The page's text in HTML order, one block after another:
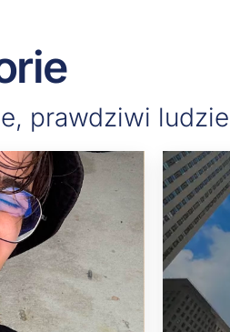
prawdziwi ludzie